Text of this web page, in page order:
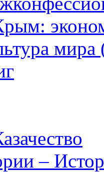
–